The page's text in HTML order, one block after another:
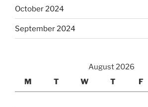
October 2024
September 2024
August 2026
M
T W T F